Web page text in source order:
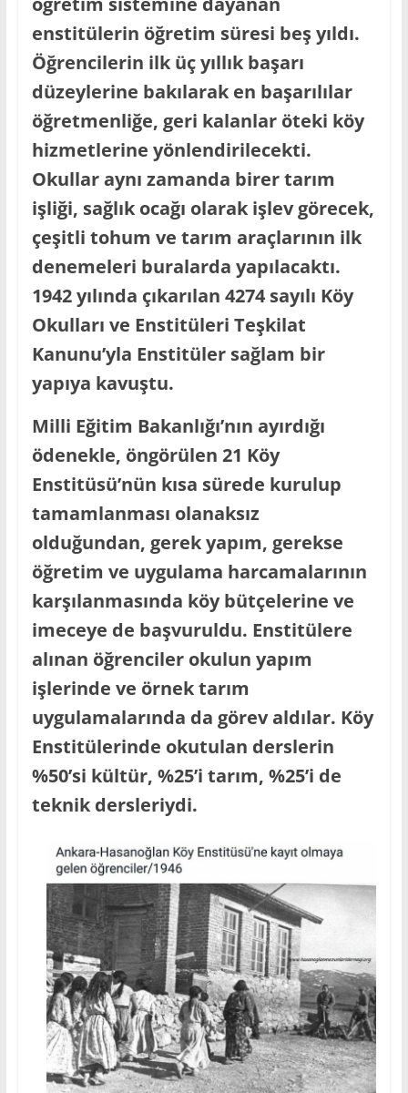
enstitülerin öğretim süresi beş yıldı.
Öğrencilerin ilk üç yıllık başarı
düzeylerine bakılarak en başarılılar
öğretmenliğe, geri kalanlar öteki köy
hizmetlerine yönlendirilecekti.
Okullar aynı zamanda birer tarım
işliği, sağlık ocağı olarak işlev görecek,
çeşitli tohum ve tarım araçlarının ilk
denemeleri buralarda yapılacaktı.
1942 yılında çıkarılan 4274 sayılı Köy
Okulları ve Enstitüleri Teşkilat
Kanunu’yla Enstitüler sağlam bir
yapıya kavuştu.
Milli Eğitim Bakanlığı’nın ayırdığı
ödenekle, öngörülen 21 Köy
Enstitüsü’nün kısa sürede kurulup
tamamlanması olanaksız
olduğundan, gerek yapım, gerekse
öğretim ve uygulama harcamalarının
karşılanmasında köy bütçelerine ve
imeceye de başvuruldu. Enstitülere
alınan öğrenciler okulun yapım
işlerinde ve örnek tarım
uygulamalarında da görev aldılar. Köy
Enstitülerinde okutulan derslerin
%50’si kültür, %25’i tarım, %25’i de
teknik dersleriydi.